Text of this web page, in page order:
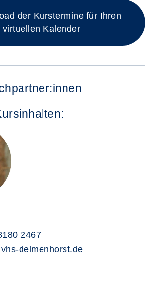
der Kurstermine für Ihren
virtuellen Kalender
2467
delmenhorst.de